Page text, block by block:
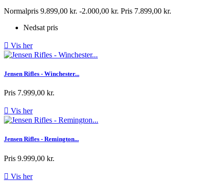
Normalpris 9.899,00 kr. -2.000,00 kr. Pris 7.899,00 kr.
Nedsat pris
 Vis her
Jensen Rifles - Winchester...
Pris 7.999,00 kr.
 Vis her
Jensen Rifles - Remington...
Pris 9.999,00 kr.
 Vis her